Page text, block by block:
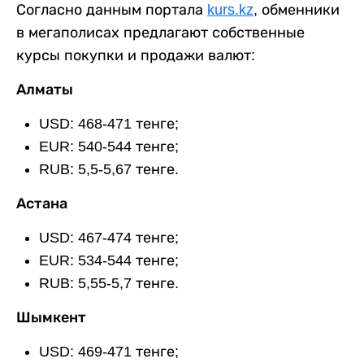
Согласно данным портала kurs.kz, обменники
в мегаполисах предлагают собственные
курсы покупки и продажи валют:
Алматы
USD: 468-471 тенге;
EUR: 540-544 тенге;
RUB: 5,5-5,67 тенге.
Астана
USD: 467-474 тенге;
EUR: 534-544 тенге;
RUB: 5,55-5,7 тенге.
Шымкент
USD: 469-471 тенге;